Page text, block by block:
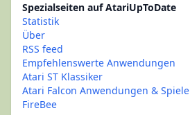
Spezialseiten auf AtariUpToDate
Statistik
Über
RSS feed
Empfehlenswerte Anwendungen
Atari ST Klassiker
Atari Falcon Anwendungen & Spiele
FireBee